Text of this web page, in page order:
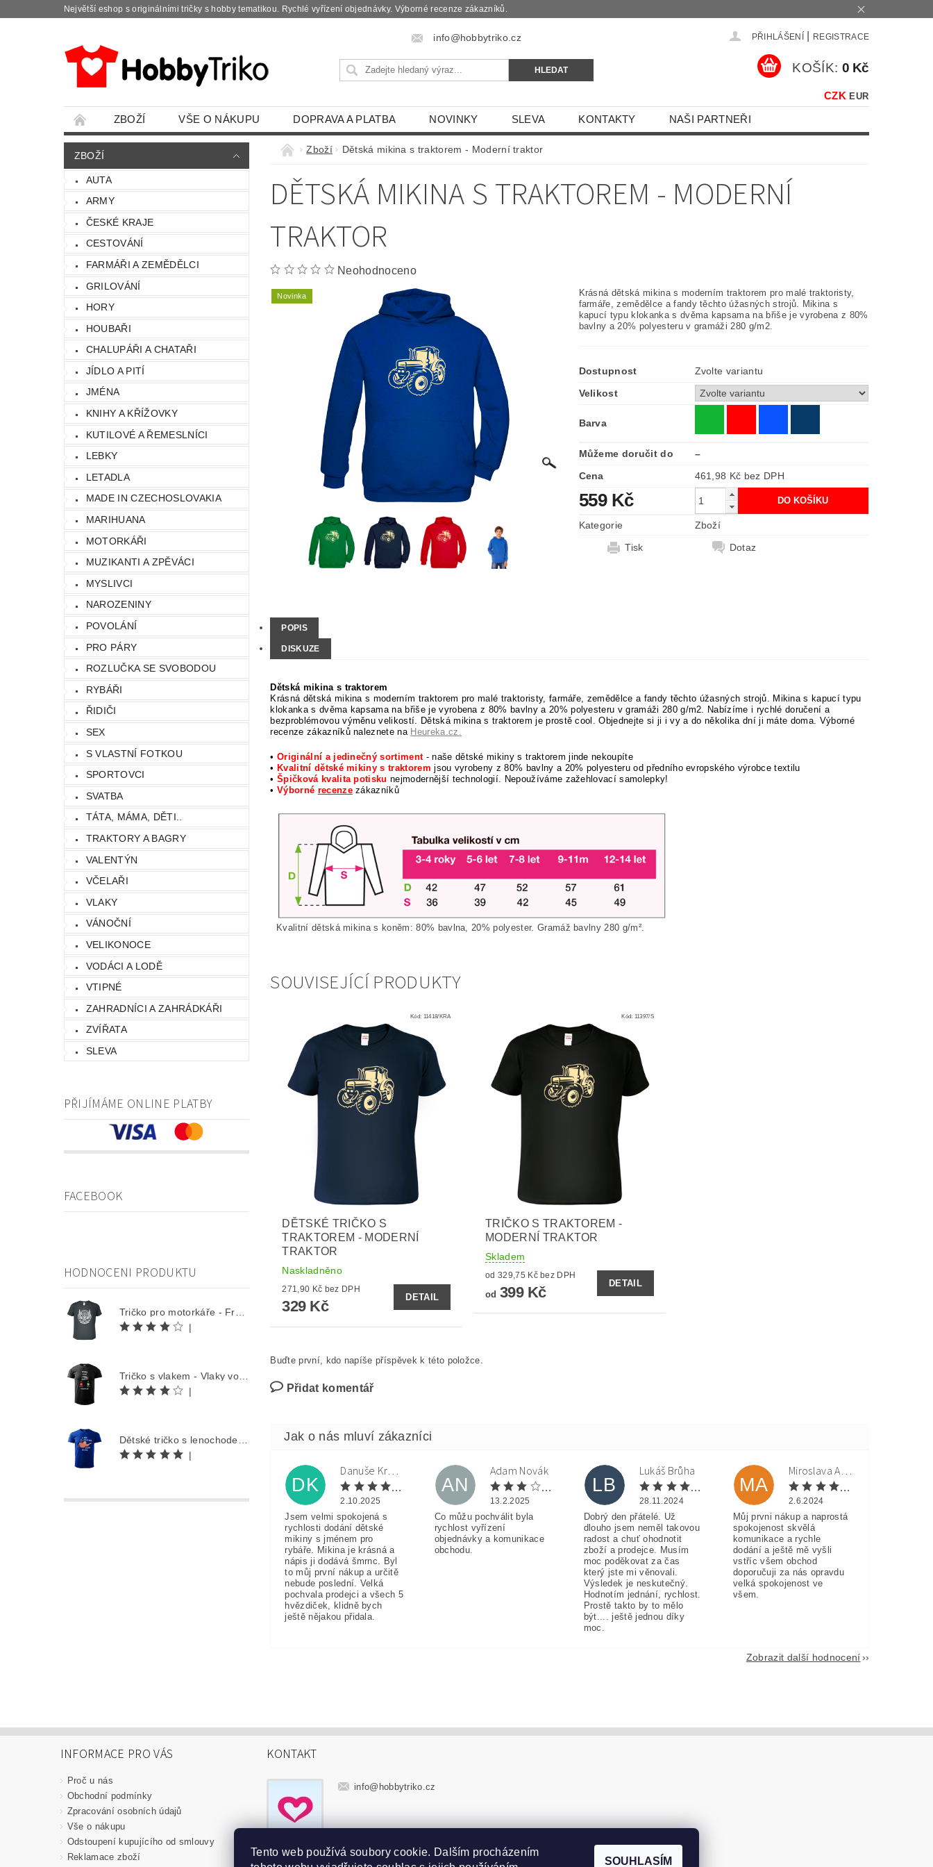
Největší eshop s originálními tričky s hobby tematikou. Rychlé vyřízení objednávky. Výborné recenze zákazníků.
info@hobbytriko.cz PŘIHLÁŠENÍ REGISTRACE
CZK EUR
KOŠÍK: 0 Kč
ZBOŽÍ VŠE O NÁKUPU DOPRAVA A PLATBA NOVINKY SLEVA KONTAKTY NAŠI PARTNEŘI
ZBOŽÍ
AUTA
ARMY
ČESKÉ KRAJE
CESTOVÁNÍ
FARMÁŘI A ZEMĚDĚLCI
GRILOVÁNÍ
HORY
HOUBAŘI
CHALUPÁŘI A CHATAŘI
JÍDLO A PITÍ
JMÉNA
KNIHY A KŘÍŽOVKY
KUTILOVÉ A ŘEMESLNÍCI
LEBKY
LETADLA
MADE IN CZECHOSLOVAKIA
MARIHUANA
MOTORKÁŘI
MUZIKANTI A ZPĚVÁCI
MYSLIVCI
NAROZENINY
POVOLÁNÍ
PRO PÁRY
ROZLUČKA SE SVOBODOU
RYBÁŘI
ŘIDIČI
SEX
S VLASTNÍ FOTKOU
SPORTOVCI
SVATBA
TÁTA, MÁMA, DĚTI..
TRAKTORY A BAGRY
VALENTÝN
VČELAŘI
VLAKY
VÁNOČNÍ
VELIKONOCE
VODÁCI A LODĚ
VTIPNÉ
ZAHRADNÍCI A ZAHRÁDKÁŘI
ZVÍŘATA
SLEVA
PŘIJÍMÁME ONLINE PLATBY
FACEBOOK
HODNOCENI PRODUKTU
|
|
|
Zboží Dětská mikina s traktorem - Moderní traktor
DĚTSKÁ MIKINA S TRAKTOREM - MODERNÍ
TRAKTOR
Neohodnoceno
Novinka
Krásná dětská mikina s moderním traktorem pro malé traktoristy,
farmáře, zemědělce a fandy těchto úžasných strojů. Mikina s
kapucí typu klokanka s dvěma kapsama na břiše je vyrobena z 80%
bavlny a 20% polyesteru v gramáži 280 g/m2.
Dostupnost
Zvolte variantu
Velikost
Barva
Můžeme doručit do
–
Cena
461,98 Kč bez DPH
559 Kč
Kategorie
Zboží
Tisk
Dotaz
POPIS
DISKUZE
Dětská mikina s traktorem
Krásná dětská mikina s moderním traktorem pro malé traktoristy, farmáře, zemědělce a fandy těchto úžasných strojů. Mikina s kapucí typu
klokanka s dvěma kapsama na břiše je vyrobena z 80% bavlny a 20% polyesteru v gramáži 280 g/m2. Nabízíme i rychlé doručení a
bezproblémovou výměnu velikostí. Dětská mikina s traktorem je prostě cool. Objednejte si ji i vy a do několika dní ji máte doma. Výborné
recenze zákazníků naleznetena Heureka.cz.
•Originální a jedinečný sortiment - naše dětské mikiny s traktorem jinde nekoupíte
•Kvalitní dětské mikiny s traktorem jsou vyrobeny z 80% bavlny a 20% polyesteru od předního evropského výrobce textilu
•Špičková kvalita potisku nejmodernější technologií. Nepoužíváme zažehlovací samolepky!
•Výborné recenzezákazníků
Kvalitní dětská mikina s koněm: 80% bavlna, 20% polyester. Gramáž bavlny 280 g/m².
SOUVISEJÍCÍ PRODUKTY
Kód: 11418/KRA
DĚTSKÉ TRIČKO S
TRAKTOREM - MODERNÍ
TRAKTOR
Naskladněno
271,90 Kč bez DPH
329 Kč
DETAIL
Kód: 11397/S
TRIČKO S TRAKTOREM -
MODERNÍ TRAKTOR
Skladem
od 329,75 Kč bez DPH
od 399 Kč
DETAIL
Buďte první, kdo napíše příspěvek k této položce.
Přidat komentář
DK
Danuše Krulová
2.10.2025
Jsem velmi spokojená s
rychlosti dodání dětské
mikiny s jménem pro
rybáře. Mikina je krásná a
nápis ji dodává šmrnc. Byl
to můj první nákup a určitě
nebude poslední. Velká
pochvala prodejci a všech 5
hvězdiček, klidně bych
ještě nějakou přidala.
AN
Adam Novák
13.2.2025
Co můžu pochválit byla
rychlost vyřízení
objednávky a komunikace
obchodu.
LB
Lukáš Brůha
28.11.2024
Dobrý den přátelé. Už
dlouho jsem neměl takovou
radost a chuť ohodnotit
zboží a prodejce. Musím
moc poděkovat za čas
který jste mi věnovali.
Výsledek je neskutečný.
Hodnotím jednání, rychlost.
Prostě takto by to mělo
být.... ještě jednou díky
moc.
MA
Miroslava Andorková
2.6.2024
Můj prvni nákup a naprostá
spokojenost skvělá
komunikace a rychle
dodání a ještě mě vyšli
vstříc všem obchod
doporučuji za nás opravdu
velká spokojenost ve
všem.
Zobrazit další hodnocení
INFORMACE PRO VÁS
Proč u nás
Obchodní podmínky
Zpracování osobních údajů
Vše o nákupu
Odstoupení kupujícího od smlouvy
Reklamace zboží
KONTAKT
info@ hobbytriko.cz
Tento web používá soubory cookie. Dalším procházením
SOUHLASÍM